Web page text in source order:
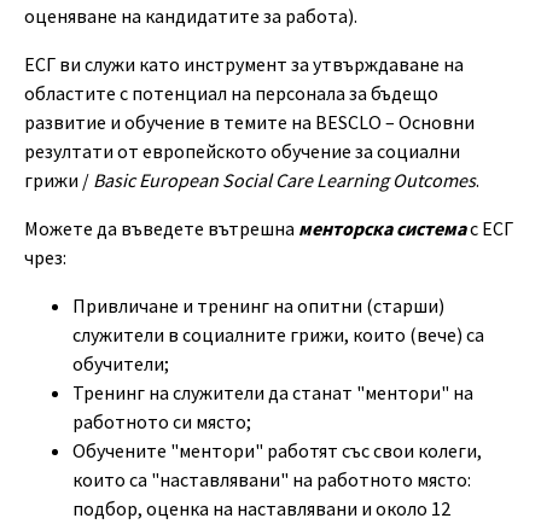
оценяване на кандидатите за работа).
ЕСГ ви служи като инструмент за утвърждаване на
областите с потенциал на персонала за бъдещо
развитие и обучение в темите на BESCLO – Основни
резултати от европейското обучение за социални
грижи / Basic European Social Care Learning Outcomes.
Можете да въведете вътрешна менторска системас ЕСГ
чрез:
Привличане и тренинг на опитни (старши)
служители в социалните грижи, които (вече) са
обучители;
Тренинг на служители да станат "ментори" на
работното си място;
Обучените "ментори" работят със свои колеги,
които са "наставлявани" на работното място:
подбор, оценка на наставлявани и около 12